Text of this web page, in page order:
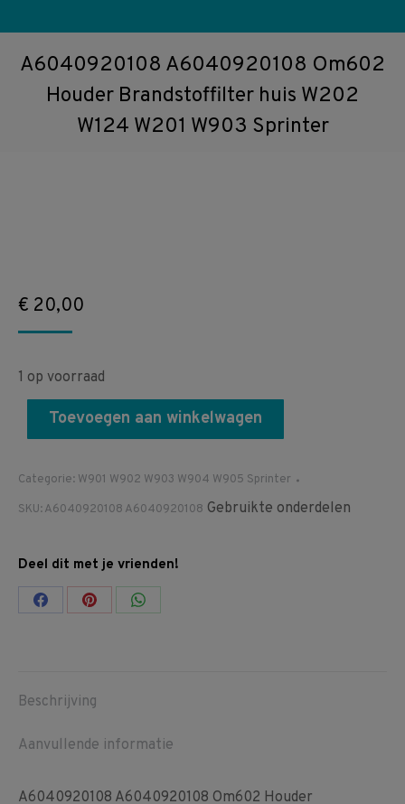
A6040920108 A6040920108 Om602
Houder Brandstoffilter huis W202
W124 W201 W903 Sprinter
€ 20,00
1 op voorraad
Toevoegen aan winkelwagen
Categorie: W901 W902 W903 W904 W905 Sprinter
SKU:A6040920108 A6040920108 Gebruikte onderdelen
Deel dit met je vrienden!
Share Share Share
Beschrijving
Aanvullende informatie
A6040920108 A6040920108 Om602 Houder